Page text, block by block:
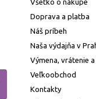
Doprava a platba
Náš príbeh
Naša výdajňa v
Výmena, vrátenie
Veľkoobchod
Kontakty